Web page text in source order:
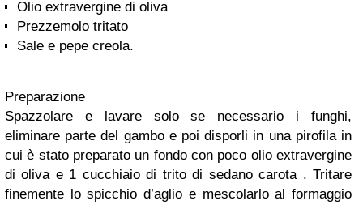
Olio extravergine di oliva
Prezzemolo tritato
Sale e pepe creola.
Preparazione
Spazzolare e lavare solo se necessario i funghi,
eliminare parte del gambo e poi disporli in una pirofila in
cui è stato preparato un fondo con poco olio extravergine
di oliva e 1 cucchiaio di trito di sedano carota . Tritare
finemente lo spicchio d’aglio e mescolarlo al formaggio